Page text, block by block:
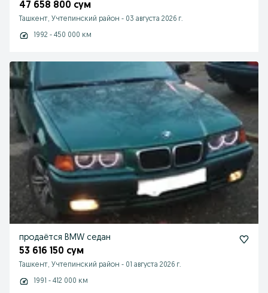
47 658 800 сум
Ташкент, Учтепинский район - 03 августа 2026 г.
1992 - 450 000 км
продаётся BMW седан
53 616 150 сум
Ташкент, Учтепинский район - 01 августа 2026 г.
1991 - 412 000 км